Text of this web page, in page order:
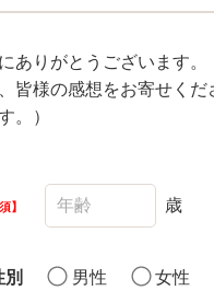
ありがとうございます。
皆様の感想をお寄せく
。）
歳
別 男性 女性